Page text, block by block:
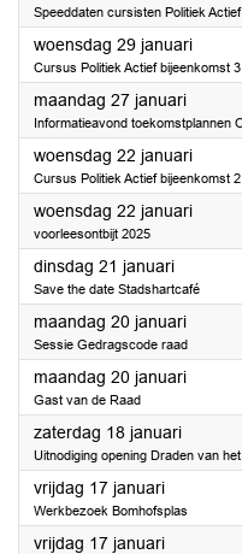
Speeddaten cursisten Politiek Actief
woensdag 29 januari2025
Cursus Politiek Actief bijeenkomst 3
maandag 27 januari2025
Informatieavond toekomstplannen
woensdag 22 januari2025
Cursus Politiek Actief bijeenkomst 2
woensdag 22 januari2025
voorleesontbijt 2025
dinsdag 21 januari2025
Save the date Stadshartcafé
maandag 20 januari2025
Sessie Gedragscode raad
maandag 20 januari2025
Gast van de Raad
zaterdag 18 januari2025
Uitnodiging opening Draden van
vrijdag 17 januari2025
Werkbezoek Bomhofsplas
vrijdag 17 januari2025